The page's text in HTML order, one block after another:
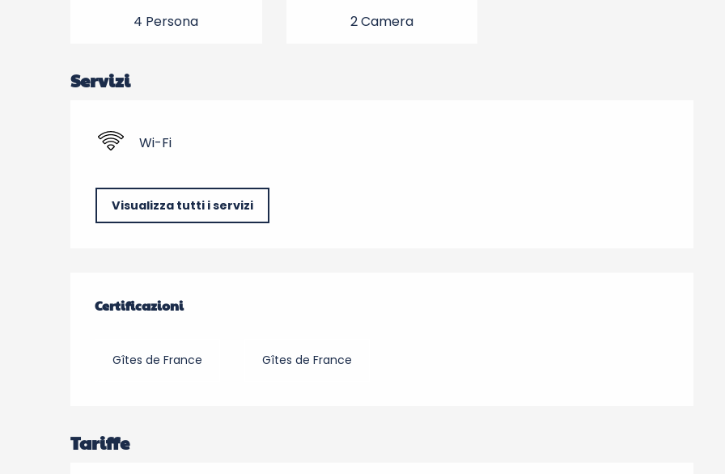
4 Persona 2 Camera
Servizi
Wi-Fi
Visualizza tutti i servizi
Offerte di prestazioni
Certificazioni
Certificazioni
Gîtes de France Gîtes de France
Tariffe